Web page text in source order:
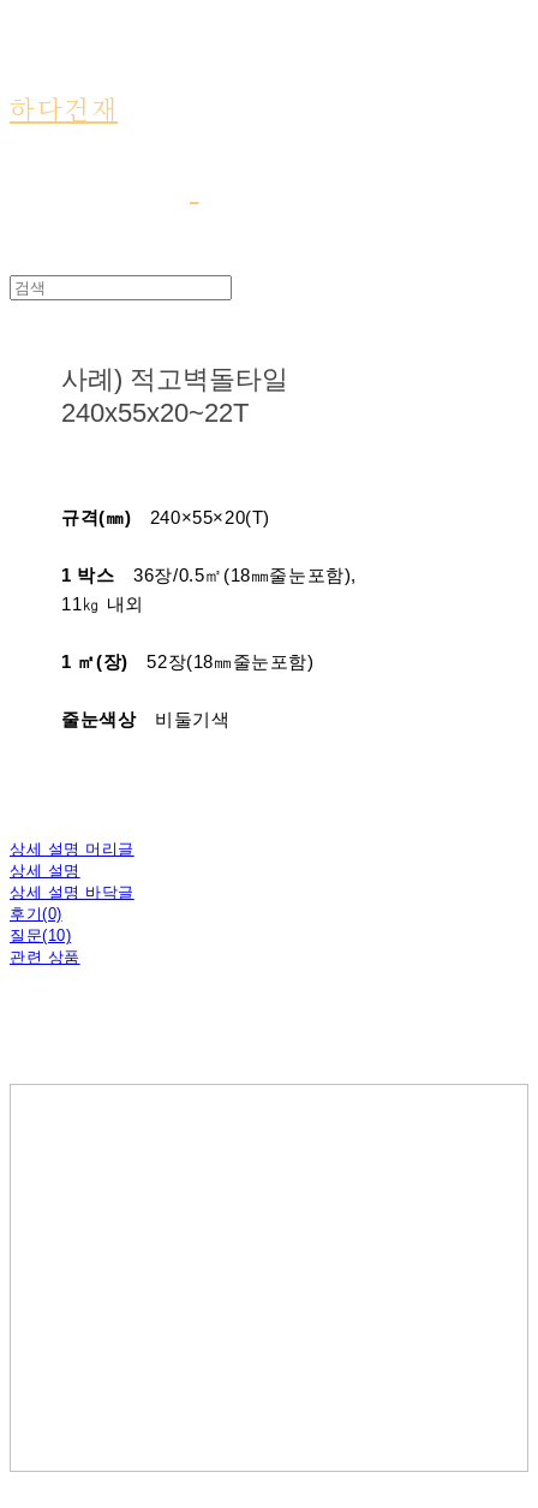
하다건재
사례) 적고벽돌타일
240x55x20~22T
규격(㎜) 240×55×20(T)
1 박스
36장/0.5㎡(18㎜줄눈포함),
11㎏ 내외
1 ㎡(장) 52장(18㎜줄눈포함)
줄눈색상 비둘기색
상세 설명 머리글
상세 설명
상세 설명 바닥글
후기(0)
질문(10)
관련 상품